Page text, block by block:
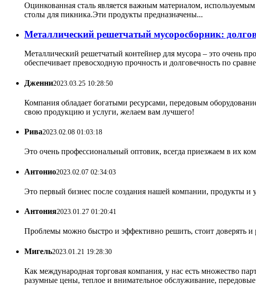
Оцинкованная сталь является важным материалом,
столы для пикника.Эти продукты предназначены...
Металлический решетчатый мусоросборник:
Металлический решетчатый контейнер для мусора – это очень
обеспечивает превосходную прочность и долговечность по
Дженни2023.03.25 10:28:50
Компания обладает богатыми ресурсами, передовым
свою продукцию и услуги, желаем вам лучшего!
Рива2023.02.08 01:03:18
Это очень профессиональный оптовик, всегда приезжаем в их
Антонио2023.02.07 02:34:03
Это первый бизнес после создания нашей компании, продукты и
Антония2023.01.27 01:20:41
Проблемы можно быстро и эффективно решить, стоит доверять и
Мигель2023.01.21 19:28:30
Как международная торговая компания, у нас есть множество
разумные цены, теплое и внимательное обслуживание,